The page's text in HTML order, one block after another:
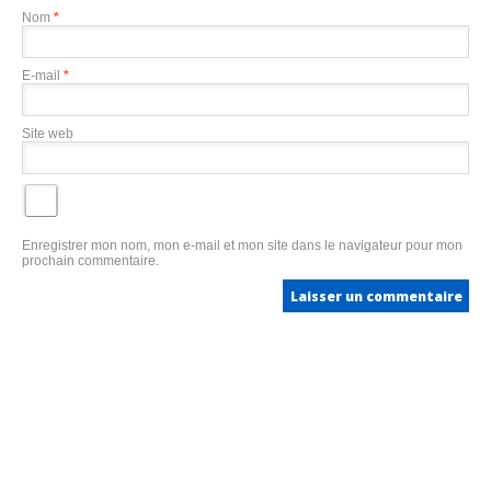
Nom *
E-mail *
Site web
Enregistrer mon nom, mon e-mail et mon site dans le navigateur pour mon
prochain commentaire.